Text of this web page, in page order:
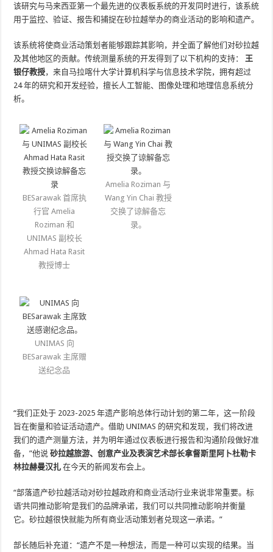
该研究与马来西亚第一个最先进的仪表板系统的开发同时进行，该系统
用于监控、验证、报告和捕捉在砂拉越举办的商业活动的影响和遗产。
该系统将使商业活动策划者能够跟踪其影响，并全面了解他们对砂拉越
及其他地区的贡献。传统测量系统的开发得到了以下机构的支持： 王
银仔教授，来自马拉喀什大学计算机科学与信息技术学院，拥有超过
24 年的研究和开发经验，擅长人工智能、图像处理和地理信息系统分
析。
BESarawak 首席执
行官 Amelia
Roziman 和
UNIMAS 副校长
Ahmad Hata Rasit
教授博士
Amelia Roziman 与
Wang Yin Chai 教授
交换了谅解备忘
录。
UNIMAS 向
BESarawak 主席赠
送纪念品
“我们正处于 2023-2025 年遗产影响总体行动计划的第二年，这一阶段
旨在衡量和验证活动遗产。借助 UNIMAS 的研究和发现，我们将改进
我们的遗产测量方法，并为明年通过仪表板进行报告和沟通阶段做好准
备，”他说砂拉越旅游、创意产业及表演艺术部长拿督斯里阿卜杜勒卡
林拉赫曼汉扎 在今天的新闻发布会上。
“部落遗产砂拉越活动对砂拉越政府和商业活动行业来说非常重要。标
语‘共同推动影响’是我们的品牌承诺，我们可以共同推动影响并衡量
它。砂拉越很快就能为所有商业活动策划者兑现这一承诺。”
部长随后补充道：“遗产不是一种想法，而是一种可以实现的结果。当